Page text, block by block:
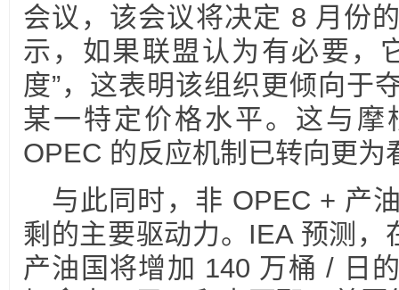
会议，该会议将决定 8 月份
示，如果联盟认为有必要，
度”，这表明该组织更倾向于
某一特定价格水平。这与摩
OPEC 的反应机制已转向更为
与此同时，非 OPEC + 产
剩的主要驱动力。IEA 预测，
产油国将增加 140 万桶 / 日